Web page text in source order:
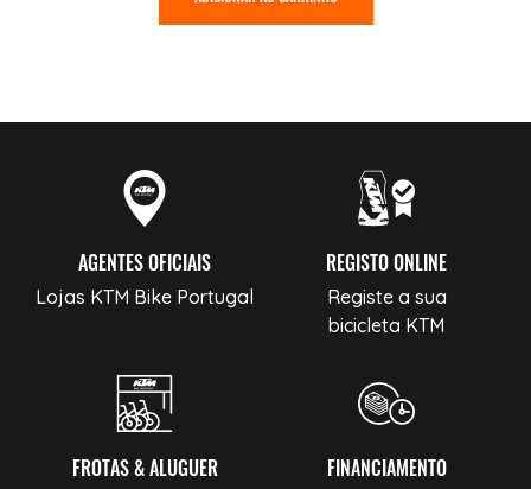
AGENTES OFICIAIS
Lojas KTM Bike Portugal
REGISTO ONLINE
Registe a sua
bicicleta KTM
FROTAS & ALUGUER FINANCIAMENTO